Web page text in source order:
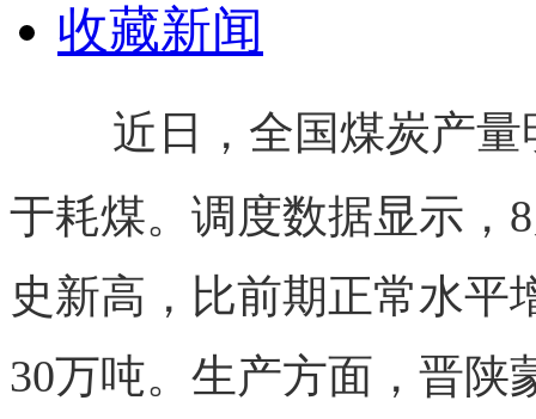
收藏新闻
近日，全国煤炭产
于耗煤。调度数据显示， 8
史新高，比前期正常水平
30万吨。生产方面，晋陕